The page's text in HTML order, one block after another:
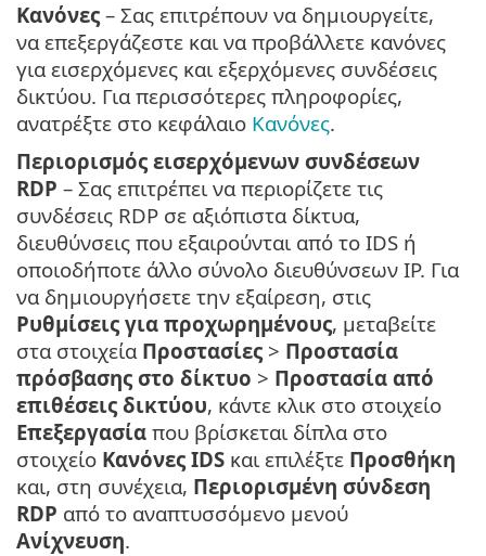
Κανόνες – Σας επιτρέπουν να δημιουργείτε,
να επεξεργάζεστε και να προβάλλετε κανόνες
για εισερχόμενες και εξερχόμενες συνδέσεις
δικτύου. Για περισσότερες πληροφορίες,
ανατρέξτε στο κεφάλαιο Κανόνες.
Περιορισμός εισερχόμενων συνδέσεων
RDP – Σας επιτρέπει να περιορίζετε τις
συνδέσεις RDP σε αξιόπιστα δίκτυα,
διευθύνσεις που εξαιρούνται από το IDS ή
οποιοδήποτε άλλο σύνολο διευθύνσεων IP. Για
να δημιουργήσετε την εξαίρεση, στις
Ρυθμίσεις για προχωρημένους, μεταβείτε
στα στοιχεία Προστασίες > Προστασία
πρόσβασης στο δίκτυο > Προστασία από
επιθέσεις δικτύου, κάντε κλικ στο στοιχείο
Επεξεργασία που βρίσκεται δίπλα στο
στοιχείο Κανόνες IDS και επιλέξτε Προσθήκη
και, στη συνέχεια, Περιορισμένη σύνδεση
RDP από το αναπτυσσόμενο μενού
Ανίχνευση.